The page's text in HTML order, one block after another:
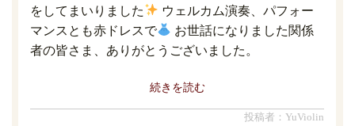
をしてまいりました
ウェルカム演奏、パフォー
マンスとも赤ドレスで
お世話になりました関係
者の皆さま、ありがとうございました。
続きを読む
投稿者：YuViolin